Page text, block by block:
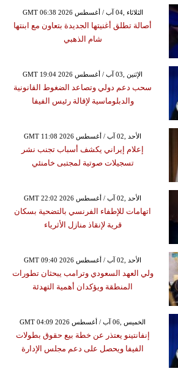
GMT 06:38 2026 الثلاثاء ,04 آب / أغسطس
أصالة تطلق أغنيتها الجديدة بتعاون مع ابنتها
شام الذهبي
GMT 19:04 2026 الإثنين ,03 آب / أغسطس
سحب دعم دولي وتصاعد الضغوط القانونية
والدبلوماسية لإقالة رئيس الفيفا
GMT 11:08 2026 الأحد ,02 آب / أغسطس
إعلام إيراني يكشف أسباب تجنب نشر
تسجيلات صوتية لمجتبى خامنئي
GMT 22:02 2026 الأحد ,02 آب / أغسطس
اتهامات للإطفاء الفرنسي بالتضحية بسكان
قرية لإنقاذ منازل الأثرياء
GMT 09:40 2026 الأحد ,02 آب / أغسطس
ولي العهد السعودي وترامب يبحثان تطورات
المنطقة ويؤكدان أهمية التهدئة
GMT 04:09 2026 الخميس ,06 آب / أغسطس
إنفانتينو يعتذر عن خطة بيع حقوق بطولات
الفيفا ويحصل على دعم مجلس الإدارة